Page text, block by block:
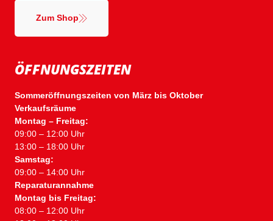
ÖFFNUNGSZEITEN
Sommeröffnungszeiten von März bis Oktober
Verkaufsräume
Montag – Freitag:
09:00 – 12:00 Uhr
13:00 – 18:00 Uhr
Samstag:
09:00 – 14:00 Uhr
Reparaturannahme
Montag bis Freitag:
08:00 – 12:00 Uhr
Zum Shop